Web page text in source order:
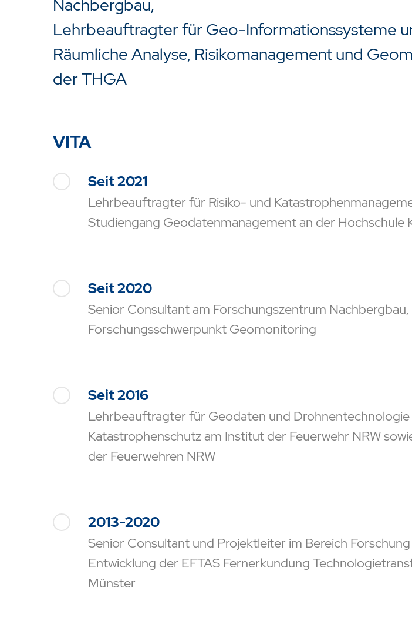
Drücken Sie Enter um die Suche zu starten oder ESC um die
Nachbergbau,
Lehrbeauftragter für Geo-Informationssysteme
Räumliche Analyse, Risikomanagement und
der THGA
VITA
Seit 2021
Lehrbeauftragter für Risiko- und
Studiengang Geodatenmanagement an der Hochschule
Seit 2020
Senior Consultant am Forschungszentrum Nachbergbau,
Forschungsschwerpunkt Geomonitoring
Seit 2016
Lehrbeauftragter für Geodaten und Drohnentechnologie
Katastrophenschutz am Institut der Feuerwehr NRW
der Feuerwehren NRW
2013-2020
Senior Consultant und Projektleiter im Bereich
Entwicklung der EFTAS Fernerkundung
Münster